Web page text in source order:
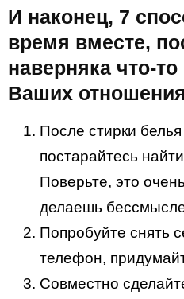
И наконец, 7
время вместе,
наверняка что-
Ваших
После стирки
постарайтесь
Поверьте, это
делаешь
Попробуйте снять
телефон,
Совместно